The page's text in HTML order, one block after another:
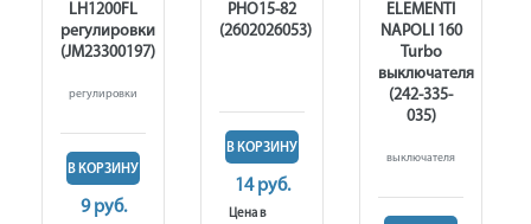
LH1200FL
регулировки
(JM23300197)
регулировки
В КОРЗИНУ
9 руб.
PHO15-82
(2602026053)
В КОРЗИНУ
14 руб.
Цена в
ELEMENTI
NAPOLI 160
Turbo
выключателя
(242-335-
035)
выключателя